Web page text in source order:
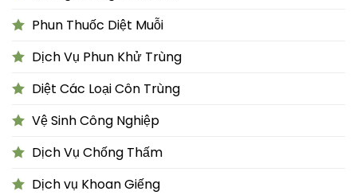
Phun Thuốc Diệt Muỗi
Dịch Vụ Phun Khử Trùng
Diệt Các Loại Côn Trùng
Vệ Sinh Công Nghiệp
Dịch Vụ Chống Thấm
Dịch vụ Khoan Giếng